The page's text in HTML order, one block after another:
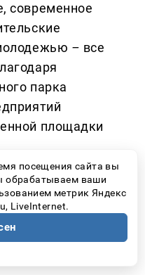
современное
– все
парка
площадки
подход
редкий вид,
сообщество
природа
посещения сайта вы
обрабатываем ваши
метрик Яндекс
LiveInternet.